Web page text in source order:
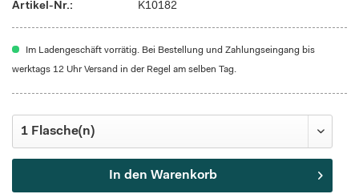
Artikel-Nr.:
K10182
Im Ladengeschäft vorrätig. Bei Bestellung und Zahlungseingang bis
werktags 12 Uhr Versand in der Regel am selben Tag.
In den Warenkorb